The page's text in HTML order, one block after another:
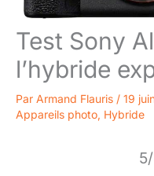
Test Sony
l’hybride
Par Armand Flauris / 19
Appareils photo, Hybride